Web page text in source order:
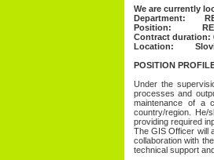
We are currently
Department:
Position:
Contract duration:
Location:
POSITION
Under the
processes and
maintenance of a
country/region. He/
providing required
The GIS Officer will
collaboration with
technical support